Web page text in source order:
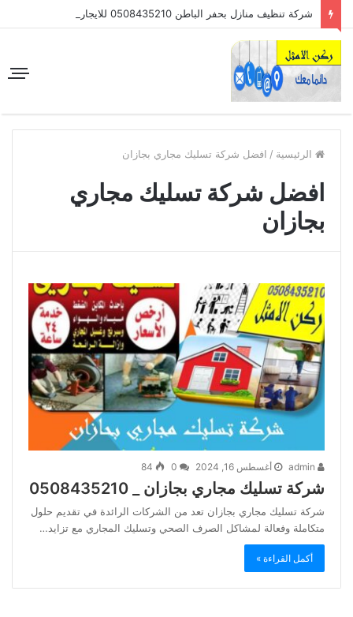
شركة تنظيف منازل بحفر الباطن 0508435210 للايجار
الرئيسية / افضل شركة تسليك مجاري بجازان
افضل شركة تسليك مجاري
بجازان
أغسطس 16, 2024 84
شركة تسليك مجاري بجازان _ 0508435210
شركة تسليك مجاري بجازان تعد من الشركات الرائدة في تقديم حلول
متكاملة وفعالة لمشاكل الصرف الصحي وتسليك المجاري مع تزايد…
أكمل القراءة »